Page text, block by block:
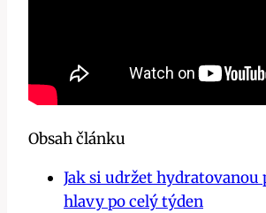
Obsah článku
Jak si udržet hydratovanou
hlavy po celý týden